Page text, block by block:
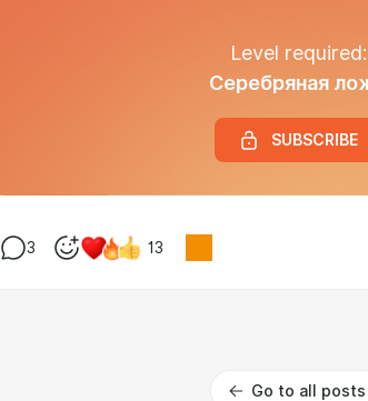
Level required:
Серебряная
SUBSCRIBE
3 13
Go to all posts